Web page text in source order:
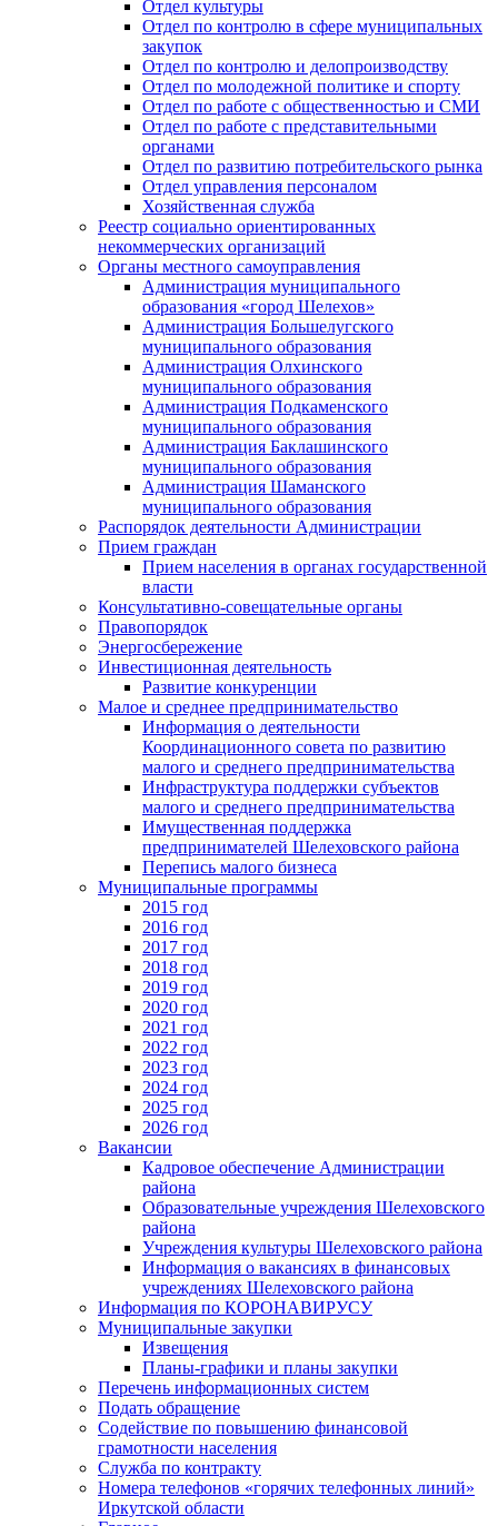
Отдел культуры
Отдел по контролю в сфере муниципальных
закупок
Отдел по контролю и делопроизводству
Отдел по молодежной политике и спорту
Отдел по работе с общественностью и СМИ
Отдел по работе с представительными
органами
Отдел по развитию потребительского рынка
Отдел управления персоналом
Хозяйственная служба
Реестр социально ориентированных
некоммерческих организаций
Органы местного самоуправления
Администрация муниципального
образования «город Шелехов»
Администрация Большелугского
муниципального образования
Администрация Олхинского
муниципального образования
Администрация Подкаменского
муниципального образования
Администрация Баклашинского
муниципального образования
Администрация Шаманского
муниципального образования
Распорядок деятельности Администрации
Прием граждан
Прием населения в органах государственной
власти
Консультативно-совещательные органы
Правопорядок
Энергосбережение
Инвестиционная деятельность
Развитие конкуренции
Малое и среднее предпринимательство
Информация о деятельности
Координационного совета по развитию
малого и среднего предпринимательства
Инфраструктура поддержки субъектов
малого и среднего предпринимательства
Имущественная поддержка
предпринимателей Шелеховского района
Перепись малого бизнеса
Муниципальные программы
2015 год
2016 год
2017 год
2018 год
2019 год
2020 год
2021 год
2022 год
2023 год
2024 год
2025 год
2026 год
Вакансии
Кадровое обеспечение Администрации
района
Образовательные учреждения Шелеховского
района
Учреждения культуры Шелеховского района
Информация о вакансиях в финансовых
учреждениях Шелеховского района
Информация по КОРОНАВИРУСУ
Муниципальные закупки
Извещения
Планы-графики и планы закупки
Перечень информационных систем
Подать обращение
Содействие по повышению финансовой
грамотности населения
Служба по контракту
Номера телефонов «горячих телефонных линий»
Иркутской области